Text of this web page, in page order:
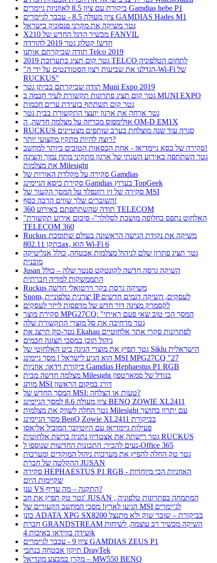
ביקורת עם ציון 8.5 לאוזניות גיימרים Gamdias hebe P1
ציון מעולה 8.5 - עכבר לגיימרים GAMDIAS Hades M1
גטר משיקה את מקרני פנסוניק בישראל
X210 מכשיר הדגל החדש של FANVIL
חדש! קטלוג גטר 2019 להורדה
תודה שביקרתם אותנו Telco 2019
גטר קום תציג בתערוכת 2019 TELCO לתחום הטלפוניה
"הגדלנו את שביעות רצון הסטודנטים על ידי ה-Wi-Fi של
RUCKUS"
תודה שביקרתם בביתן גטר Muni Expo 2019
גטר קום תציג פתרונות תקשורת לעיר חכמה ב MUNI EXPO
גטר קום תשתתף בועידת ערים חכמות
גטר ארחה את ארגון יועצי התקשורת בבית גטר
אולימפוס מכריזה על מצלמה חדשה, ה OM-D EM1X
RUCKUS סגרה עוד שנה מוצלחת בערב שותפים מצטיינים
רוצה להיות מתקין מקצועי יותר?
סקירה של כסא גיימדיאז - אחת הכסאות הטובים ביותר למחשב!
גטר השתתפה באירוע השנתי של ארגון מתקיני מתח נמוך והציגה
את מצלמות Milesight
סקירה על מקלדת האורות של Gamdias
סקירת כיסא הגיימינג Gamdias בערוץ TopGeek
סקירה של זיו רוזנפלד על המסך הקעור של MSI
השוברים שלך שווים הרבה כסף!
תודה שהשתתפתם באירוע 360 TELECOM
"האלחוט נתפס כחלופה מושכת לסלולר"- סיכום אירוע תקשורת
TELECOM 360
Ruckus משיקה את נקודת הגישה הראשונה בעולם שתומכת
בתקן 802.11ax, הוא Wi-Fi 6
גטר תציג פתרון שלם לניהול מצלמות אבטחה, כולל אנליטיקה
מובנית
Jusan השיקה גרסה חדשה לקונטקט סנטר שלה – כולל
התממשקות למדיה חברתית
Ruckus משיקה גרסת בקר וירטואלי חדשה
Snom, יצרנית טלפוניית IP לעסקים, השיקה דגמים חדשים
לקסמרק מציגה דור חדש של מדפסות לייזר לעסקים
סקירת מוצר MPG27CQ: "המסך הכי טוב שאי פעם ראיתי
גטר מרחיבה את סל מוצרי התקשורת שלה
גטר-טק תייצג את Ekahau לפתרונות סקרי אתר אלחוטיים
ניהול תוכן במסכי תצוגה חכמים
גטר תפיץ את מוצרי הגיגה ביט האלחוטי של Siklu הישראלית
הוא הגיע לישראל ! מסך גיימינג MSI MPG27CQ "27
ביקורת וידאו: אוזניות Gamdias Hephaestus P1 RGB
מצלמה חדשה מבית Milesight בגודל של סמארטפון
מותג MSI דורג במקום הראשון
המסך החדש של MSI: טעות או הצלחה?
ציון מעולה 8.6 למסך הגיימינג BENQ ZOWIE XL2411
גטר החלה לשווק את מצלמות Milesight עם יתרון בחושך
מסך הגיימינג BenQ Zowie XL2411 בביקורת
פעילות גיימדיאז עם היוטיובר המוביל אליאסו
גטר רישתה את אצטדיון נתניה ברשת אלחוטית RUCKUS
נעים להכיר: התכונות החדשות שנוספו ל-Office 365
גטר טק החלה להפיץ את מערכות ניהול המוקדים ומערכות
ההקלטה של חברת JUSAN
סקירה HEPHAESTUS P1 RGB - האוזניות הכי מיוחדות
שקיימות היום
ענן VS התקנה – מה עדיף?
גטר טק תפיץ את חב' JUSAN , המתמחה בפתרונות טלפוניה
הגיעו לארץ! מסכי המחשב הקעורים של MSI לג'יימרים
כונן ADATA XPG SX8200 בביקורת – שובר שוק ולא מתנצל
חברת GRANDSTREAM השיקה מכשיר רב עוצמה, לשיחות
ועידה בווידאו באיכות 4k
ציון 9 - עכבר לגיימרים GAMDIAS ZEUS P1
תיקון אבטחה בנתבי DrayTek
מקרן במבצע מונדיאל – MW550 BENQ